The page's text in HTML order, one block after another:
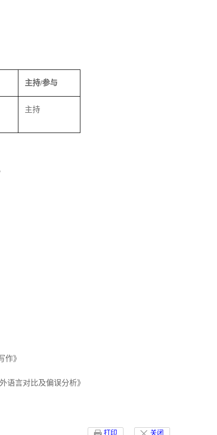
主持/参与
主持
》
语言对比及偏误分析》
关闭
打印